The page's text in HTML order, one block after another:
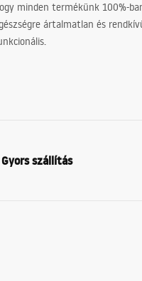
minden termékünk 100%-
ártalmatlan és
Gyors szállítás